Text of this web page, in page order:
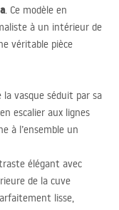
. Ce modèle en
à un intérieur de
véritable pièce
la vasque séduit par sa
escalier aux lignes
à l’ensemble un
élégant avec
de la cuve
lisse,